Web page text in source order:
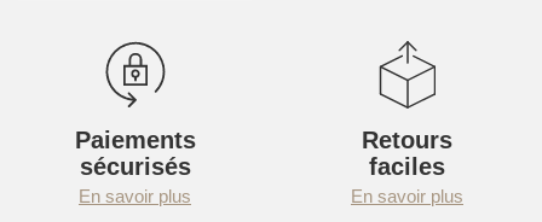
Paiements
sécurisés
En savoir plus
Retours
faciles
En savoir plus